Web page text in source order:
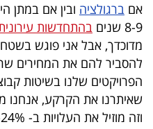
אם ברגולציה ובין אם במתן
8-9 שנים
בהתחדשות
מדוכדך, אבל אני פוגש
להסביר להם את המחירים
הפרויקטים שלנו בשיטות
שאיתרנו את הקרקע, אנחנו